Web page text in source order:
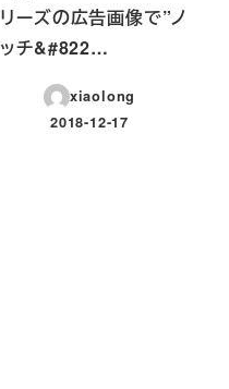
リーズの広告画像で”ノ
ッチ&#822…
xiaolong
投稿日
2018-12-17